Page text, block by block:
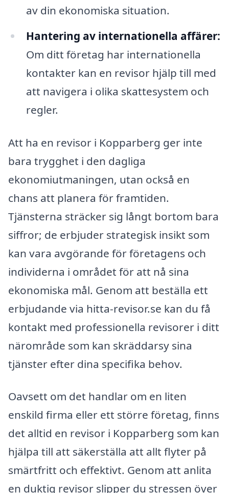
av din ekonomiska situation.
Hantering av internationella affärer:
Om ditt företag har internationella
kontakter kan en revisor hjälp till med
att navigera i olika skattesystem och
regler.
Att ha en revisor i Kopparberg ger inte
bara trygghet i den dagliga
ekonomiutmaningen, utan också en
chans att planera för framtiden.
Tjänsterna sträcker sig långt bortom bara
siffror; de erbjuder strategisk insikt som
kan vara avgörande för företagens och
individerna i området för att nå sina
ekonomiska mål. Genom att beställa ett
erbjudande via hitta-revisor.se kan du få
kontakt med professionella revisorer i ditt
närområde som kan skräddarsy sina
tjänster efter dina specifika behov.
Oavsett om det handlar om en liten
enskild firma eller ett större företag, finns
det alltid en revisor i Kopparberg som kan
hjälpa till att säkerställa att allt flyter på
smärtfritt och effektivt. Genom att anlita
en duktig revisor slipper du stressen över